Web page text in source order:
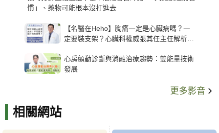
慣」、藥物可能根本沒打進去
【名醫在Heho】胸痛一定是心臟病嗎？一
定要裝支架？心臟科權威張其任主任解析支
心房顫動診斷與消融治療趨勢：雙能量技術
發展
更多影音
相關網站